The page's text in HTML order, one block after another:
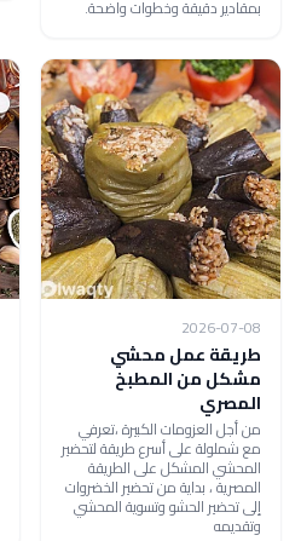
بمقادير دقيقة وخطوات واضحة.
2026-07-08
طريقة عمل محشي
مشكل من المطبخ
المصري
من أجل العزومات الكبيرة ،تعرفي
مع شملولة على أسرع طريقة لتحضير
المحشي المشكل على الطريقة
المصرية ، بداية من تحضير الخضروات
إلى تحضير الحشو وتسوية المحشي
وتقديمه